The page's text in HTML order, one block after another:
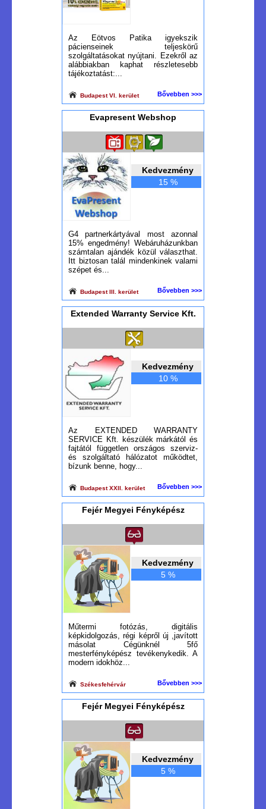
Az Eötvos Patika igyekszik
pácienseinek teljeskörű
szolgáltatásokat nyújtani. Ezekről az
alábbiakban kaphat részletesebb
tájékoztatást:...
Budapest VI. kerület Bővebben >>>
Evapresent Webshop
Kedvezmény
15 %
G4 partnerkártyával most azonnal
15% engedmény! Webáruházunkban
számtalan ajándék közül választhat.
Itt biztosan talál mindenkinek valami
szépet és...
Budapest III. kerület Bővebben >>>
Extended Warranty Service Kft.
Kedvezmény
10 %
Az EXTENDED WARRANTY
SERVICE Kft. készülék márkától és
fajtától független országos szerviz-
és szolgáltató hálózatot működtet,
bízunk benne, hogy...
Budapest XXII. kerület Bővebben >>>
Fejér Megyei Fényképész
Kedvezmény
5 %
Műtermi fotózás, digitális
képkidolgozás, régi képről új ,javított
másolat Cégünknél 5fő
mesterfényképész tevékenykedik. A
modern idokhöz...
Székesfehérvár Bővebben >>>
Fejér Megyei Fényképész
Kedvezmény
5 %